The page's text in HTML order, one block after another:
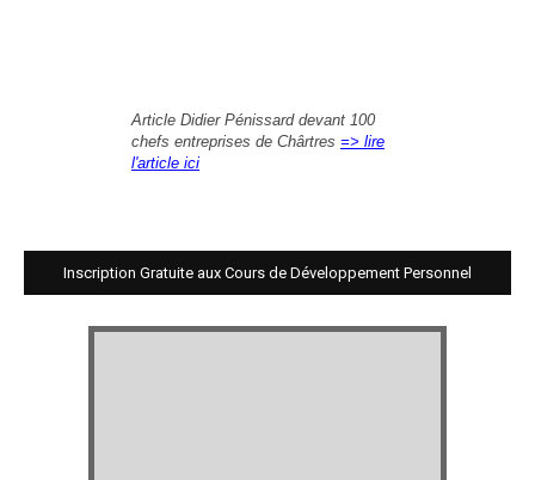
Article Didier Pénissard devant 100
chefs entreprises de Chârtres => lire
l'article ici
Inscription Gratuite aux Cours de Développement Personnel